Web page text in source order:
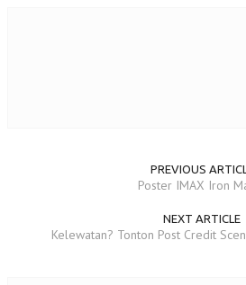
PREVIOUS
Poster IMAX Iron
NEXT ARTICLE
Kelewatan? Tonton Post Credit